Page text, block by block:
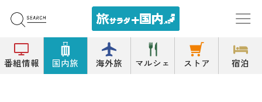
番組情報 国内旅 海外旅 マルシェ ストア 宿泊